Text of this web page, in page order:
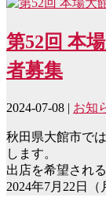
第52回 本
者募集
2024-07-08 | お知
秋田県大館市で
します。
出店を希望され
2024年7月22日